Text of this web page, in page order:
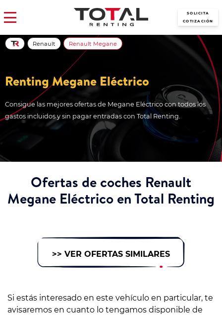
SOLICITA
COTIZACIÓN
Renting Megane Eléctrico
Consigue las mejores ofertas de Megane Eléctrico con todos los
gastos incluidos y sin pagar entradas con Total Renting.
Renault Renault Megane
Ofertas de coches Renault
Megane Eléctrico en Total Renting
>> VER OFERTAS SIMILARES
Si estás interesado en este vehículo en particular, te
avisaremos en cuanto lo tengamos disponible de